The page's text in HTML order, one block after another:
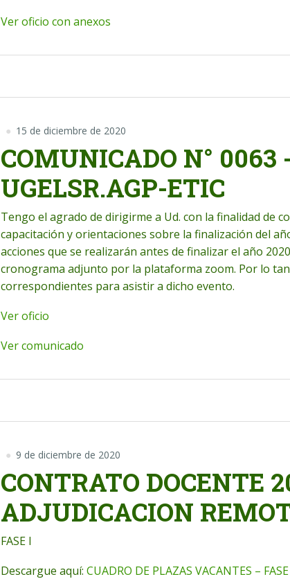
Ver oficio con anexos
15 de diciembre de 2020
COMUNICADO N° 0063
UGELSR.AGP-ETIC
Tengo el agrado de dirigirme a Ud. con la finalidad de
capacitación y orientaciones sobre la finalización del
acciones que se realizarán antes de finalizar el año
cronograma adjunto por la plataforma zoom. Por lo
correspondientes para asistir a dicho evento.
Ver oficio
Ver comunicado
9 de diciembre de 2020
CONTRATO DOCENTE
ADJUDICACION
FASE I
Descargue aquí: CUADRO DE PLAZAS VACANTES –